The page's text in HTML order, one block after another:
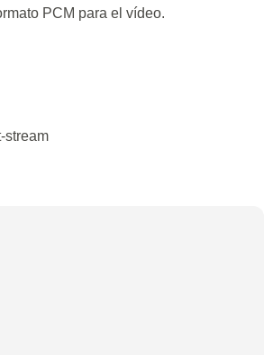
PCM para el vídeo.
stream